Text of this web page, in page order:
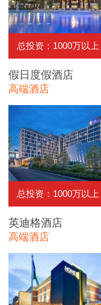
总投资：1000万以上
假日度假酒店
高端酒店
总投资：1000万以上
英迪格酒店
高端酒店